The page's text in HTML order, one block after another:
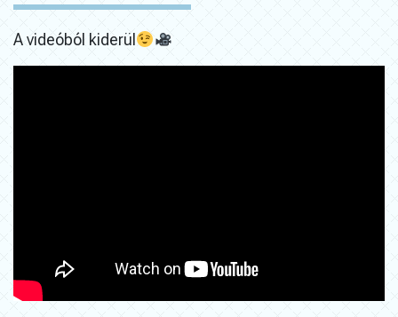
A videóból kiderül